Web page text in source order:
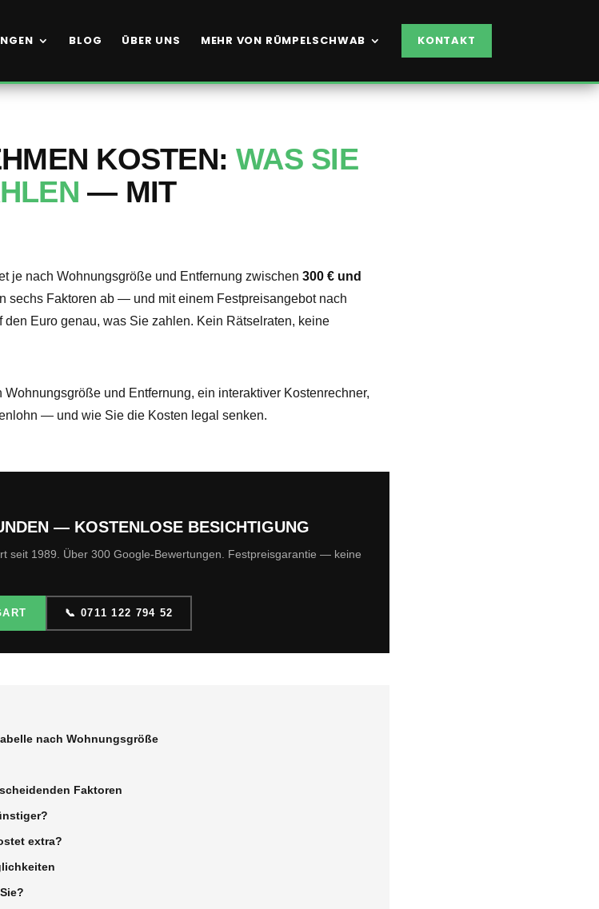
BLOG ÜBER UNS MEHR VON RÜMPELSCHWAB KONTAKT
KOSTEN:WAS SIE
— MIT
je nach Wohnungsgröße und Entfernung zwischen 300 € und
sechs Faktoren ab — und mit einem Festpreisangebot nach
Euro genau, was Sie zahlen. Kein Rätselraten, keine
und Entfernung, ein interaktiver Kostenrechner,
— und wie Sie die Kosten legal senken.
— KOSTENLOSE BESICHTIGUNG
seit 1989. Über 300 Google-Bewertungen. Festpreisgarantie — keine
📞 0711 122 794 52
nach Wohnungsgröße
Faktoren
extra?